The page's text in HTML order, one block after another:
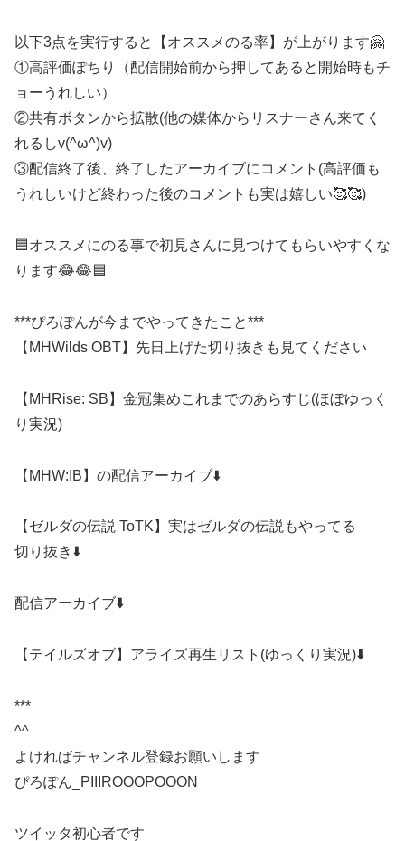
以下3点を実行すると【オススメのる率】が上がります🤗
①高評価ぽちり（配信開始前から押してあると開始時もチ
ョーうれしい）
②共有ボタンから拡散(他の媒体からリスナーさん来てく
れるしv(^ω^)v)
③配信終了後、終了したアーカイブにコメント(高評価も
うれしいけど終わった後のコメントも実は嬉しい🥰🥰)
🟦オススメにのる事で初見さんに見つけてもらいやすくな
ります😂😂🟦
***ぴろぽんが今までやってきたこと***
【MHWilds OBT】先日上げた切り抜きも見てください
【MHRise: SB】金冠集めこれまでのあらすじ(ほぼゆっく
り実況)
【MHW:IB】の配信アーカイブ⬇️
【ゼルダの伝説 ToTK】実はゼルダの伝説もやってる
切り抜き⬇️
配信アーカイブ⬇️
【テイルズオブ】アライズ再生リスト(ゆっくり実況)⬇️
***
^^
よければチャンネル登録お願いします
ぴろぽん_PIIIROOOPOOON
ツイッタ初心者です